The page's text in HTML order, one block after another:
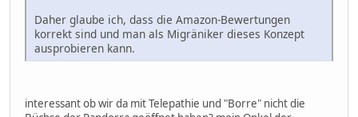
Daher glaube ich, dass die Amazon-Bewertungen
korrekt sind und man als Migräniker dieses Konzept
ausprobieren kann.
interessant ob wir da mit Telepathie und "Borre" nicht die